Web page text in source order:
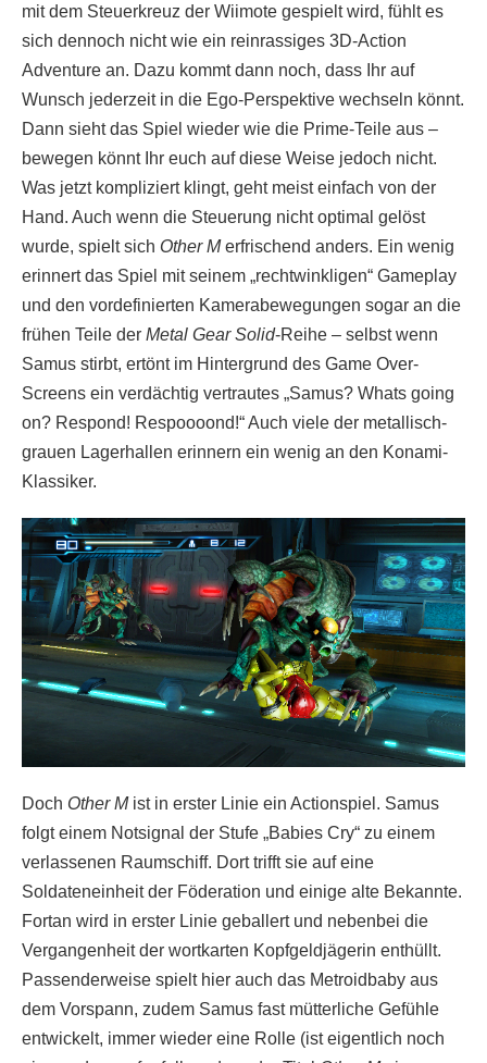
mit dem Steuerkreuz der Wiimote gespielt wird, fühlt es
sich dennoch nicht wie ein reinrassiges 3D-Action
Adventure an. Dazu kommt dann noch, dass Ihr auf
Wunsch jederzeit in die Ego-Perspektive wechseln könnt.
Dann sieht das Spiel wieder wie die Prime-Teile aus –
bewegen könnt Ihr euch auf diese Weise jedoch nicht.
Was jetzt kompliziert klingt, geht meist einfach von der
Hand. Auch wenn die Steuerung nicht optimal gelöst
wurde, spielt sich Other Merfrischend anders. Ein wenig
erinnert das Spiel mit seinem „rechtwinkligen“ Gameplay
und den vordefinierten Kamerabewegungen sogar an die
frühen Teile der Metal Gear Solid-Reihe – selbst wenn
Samus stirbt, ertönt im Hintergrund des Game Over-
Screens ein verdächtig vertrautes „Samus? Whats going
on? Respond! Respoooond!“ Auch viele der metallisch-
grauen Lagerhallen erinnern ein wenig an den Konami-
Klassiker.
Doch Other Mist in erster Linie ein Actionspiel. Samus
folgt einem Notsignal der Stufe „Babies Cry“ zu einem
verlassenen Raumschiff. Dort trifft sie auf eine
Soldateneinheit der Föderation und einige alte Bekannte.
Fortan wird in erster Linie geballert und nebenbei die
Vergangenheit der wortkarten Kopfgeldjägerin enthüllt.
Passenderweise spielt hier auch das Metroidbaby aus
dem Vorspann, zudem Samus fast mütterliche Gefühle
entwickelt, immer wieder eine Rolle (ist eigentlich noch